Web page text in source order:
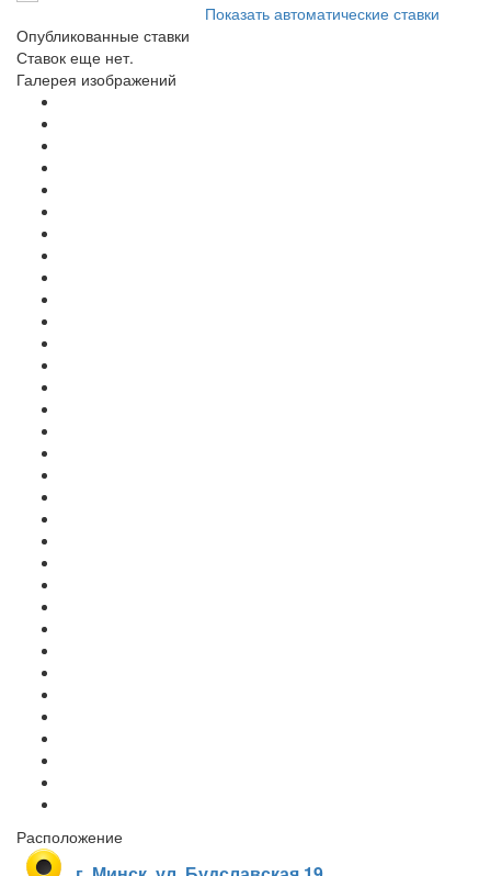
Показать автоматические ставки
Опубликованные ставки
Ставок еще нет.
Галерея изображений
Расположение